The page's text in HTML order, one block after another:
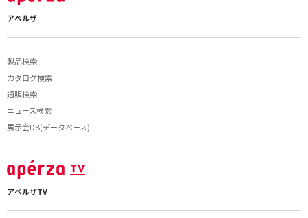
アペルザ
製品検索
カタログ検索
通販検索
ニュース検索
展示会DB(データベース)
アペルザTV